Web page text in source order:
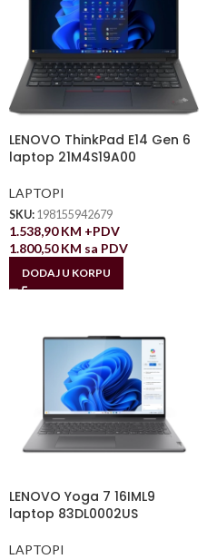
LENOVO ThinkPad E14 Gen 6
laptop 21M4S19A00
LAPTOPI
SKU: 198155942679
1.538,90KM +PDV
1.800,50KM sa PDV
DODAJ U KORPU
LENOVO Yoga 7 16IML9
laptop 83DL0002US
LAPTOPI